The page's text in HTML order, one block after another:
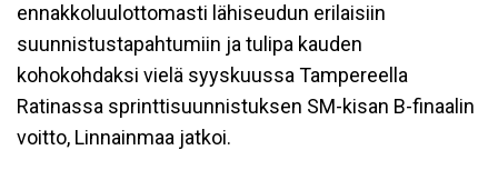
ennakkoluulottomasti lähiseudun erilaisiin
suunnistustapahtumiin ja tulipa kauden
kohokohdaksi vielä syyskuussa Tampereella
Ratinassa sprinttisuunnistuksen SM-kisan B-finaalin
voitto, Linnainmaa jatkoi.